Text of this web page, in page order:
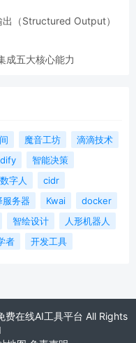
（Structured Output）
成五大核心能力
魔音工坊
滴滴技术
dify
智能决策
字人
cidr
服务器 Kwai
docker
智绘设计
人形机器人
者 开发工具
在线AI工具平台 All Rights